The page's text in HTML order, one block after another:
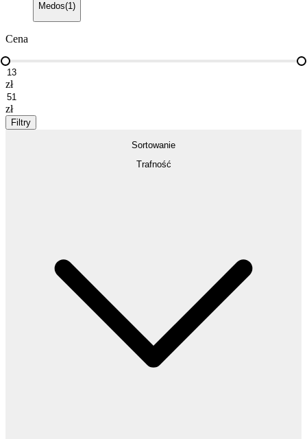
Medos(1)
Cena
zł
zł
Filtry
Sortowanie
Trafność